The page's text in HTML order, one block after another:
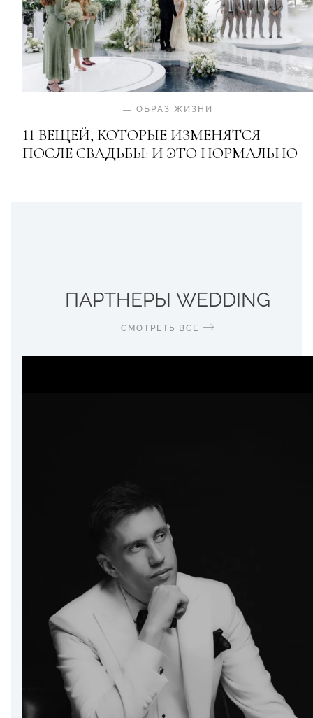
— ОБРАЗ ЖИЗНИ
11 ВЕЩЕЙ, КОТОРЫЕ ИЗМЕНЯТСЯ
ПОСЛЕ СВАДЬБЫ: И ЭТО НОРМАЛЬНО
ПАРТНЕРЫ WEDDING
СМОТРЕТЬ ВСЕ